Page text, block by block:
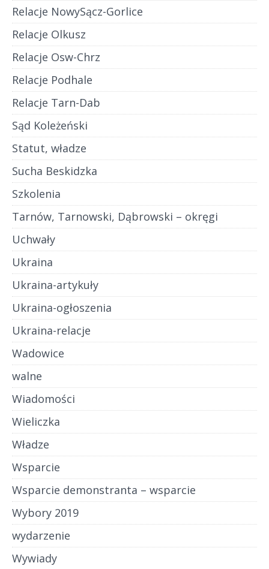
Relacje NowySącz-Gorlice
Relacje Olkusz
Relacje Osw-Chrz
Relacje Podhale
Relacje Tarn-Dab
Sąd Koleżeński
Statut, władze
Sucha Beskidzka
Szkolenia
Tarnów, Tarnowski, Dąbrowski – okręgi
Uchwały
Ukraina
Ukraina-artykuły
Ukraina-ogłoszenia
Ukraina-relacje
Wadowice
walne
Wiadomości
Wieliczka
Władze
Wsparcie
Wsparcie demonstranta – wsparcie
Wybory 2019
wydarzenie
Wywiady